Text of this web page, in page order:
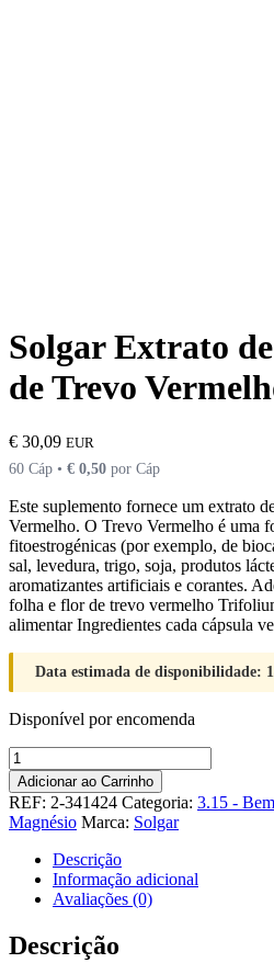
Solgar Extrato
de Trevo
€ 30,09 EUR
60 Cáp • € 0,50 por Cáp
Este suplemento fornece um extrato
Vermelho. O Trevo Vermelho é uma
fitoestrogénicas (por exemplo, de
sal, levedura, trigo, soja, produtos
aromatizantes artificiais e corantes.
folha e flor de trevo vermelho
alimentar Ingredientes cada cápsula
Data estimada de disponibilidade:
Disponível por encomenda
Quantidade
de
Solgar
Extrato
de
Folha
Flor
Trevo
Vermelho
Adicionar ao Carrinho
REF: 2-341424 Categoria: 3.15 -
Magnésio Marca: Solgar
Descrição
Informação adicional
Avaliações (0)
Descrição